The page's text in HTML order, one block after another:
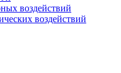
воздействий
воздействий